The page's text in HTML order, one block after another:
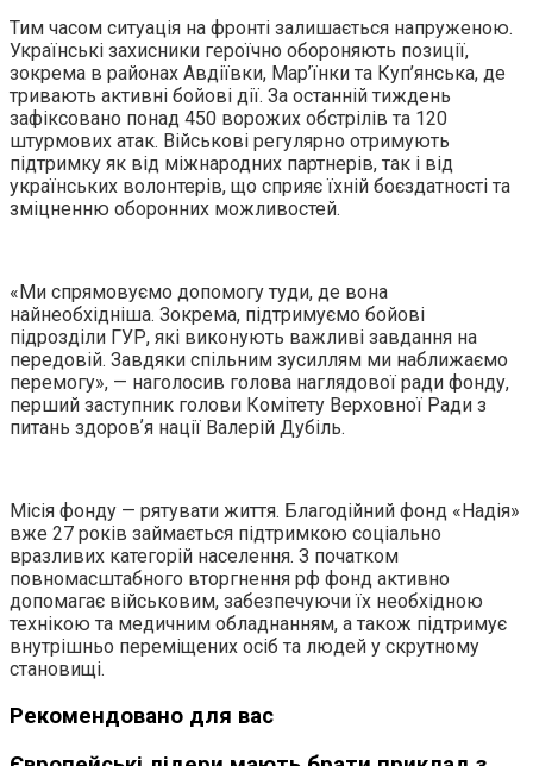
Тим часом ситуація на фронті залишається напруженою.
Українські захисники героїчно обороняють позиції,
зокрема в районах Авдіївки, Мар’їнки та Куп’янська, де
тривають активні бойові дії. За останній тиждень
зафіксовано понад 450 ворожих обстрілів та 120
штурмових атак. Військові регулярно отримують
підтримку як від міжнародних партнерів, так і від
українських волонтерів, що сприяє їхній боєздатності та
зміцненню оборонних можливостей.
«Ми спрямовуємо допомогу туди, де вона
найнеобхідніша. Зокрема, підтримуємо бойові
підрозділи ГУР, які виконують важливі завдання на
передовій. Завдяки спільним зусиллям ми наближаємо
перемогу», — наголосив голова наглядової ради фонду,
перший заступник голови Комітету Верховної Ради з
питань здоровʼя нації Валерій Дубіль.
Місія фонду — рятувати життя. Благодійний фонд «Надія»
вже 27 років займається підтримкою соціально
вразливих категорій населення. З початком
повномасштабного вторгнення рф фонд активно
допомагає військовим, забезпечуючи їх необхідною
технікою та медичним обладнанням, а також підтримує
внутрішньо переміщених осіб та людей у скрутному
становищі.
Рекомендовано для вас